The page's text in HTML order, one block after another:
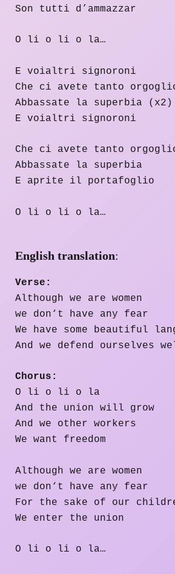
Son tutti d’ammazzar
O li o li o la…
E voialtri signoroni
Che ci avete tanto
Abbassate la superbia (x2)
E voialtri signoroni
Che ci avete tanto
Abbassate la superbia
E aprite il portafoglio
O li o li o la…
English translation:
Verse:
Although we are women
we don‘t have any fear
We have some beautiful
And we defend ourselves
Chorus:
O li o li o la
And the union will grow
And we other workers
We want freedom
Although we are women
we don‘t have any fear
For the sake of our
We enter the union
O li o li o la…